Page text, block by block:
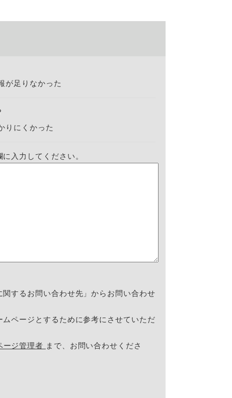
が足りなかった
りにくかった
入力してください。
するお問い合わせ先」からお問い合わせ
ページとするために参考にさせていただ
ージ管理者 まで、お問い合わせくださ